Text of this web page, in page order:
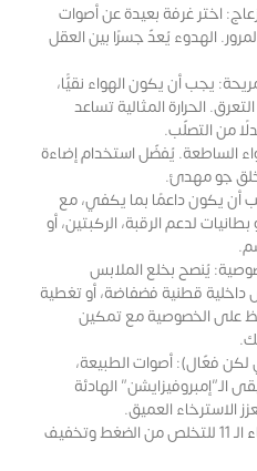
اختر غرفة بعيدة عن أصوات
الهدوء يُعدّ جسرًا بين العقل
يجب أن يكون الهواء نقيًّا،
الحرارة المثالية تساعد
من التصلّب.
الساطعة. يُفضّل استخدام إضاءة
جو مهدئ.
يكون داعمًا بما يكفي، مع
لدعم الرقبة، الركبتين، أو
يُنصح بخلع الملابس
داخلية قطنية فضفاضة، أو تغطية
على الخصوصية مع تمكين
فعّال): أصوات الطبيعة،
الـ”إمبروفيزايشن” الهادئة
الاسترخاء العميق.
الـ 11 للتخلص من الضغط وتخفيف